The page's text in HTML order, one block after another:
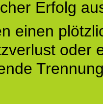
Erfolg
einen
oder